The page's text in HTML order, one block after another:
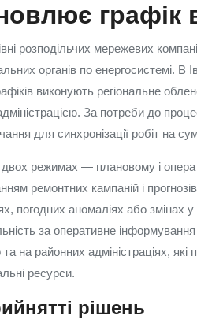
графік
розподільчих мережевих
органів по енергосистемі. В
виконують регіональне
За потреби до
для синхронізації робіт на
режимах — плановому і
ремонтних кампаній і
погодних аномаліях або змінах
за оперативне
на районних адміністраціях,
ресурси.
рішень